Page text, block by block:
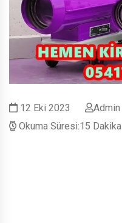
12 Eki 2023 Admin
Okuma Süresi:15 Dakika